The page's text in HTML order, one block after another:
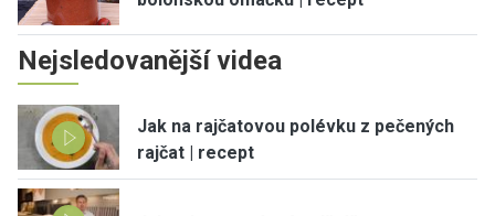
Nejsledovanější videa
Jak na rajčatovou polévku z pečených
rajčat | recept